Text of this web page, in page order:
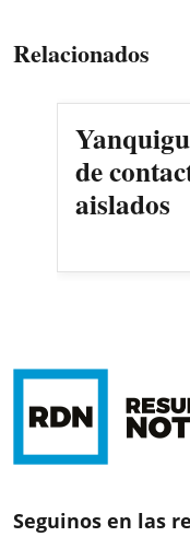
Relacionados
de
aislados
Seguinos en las